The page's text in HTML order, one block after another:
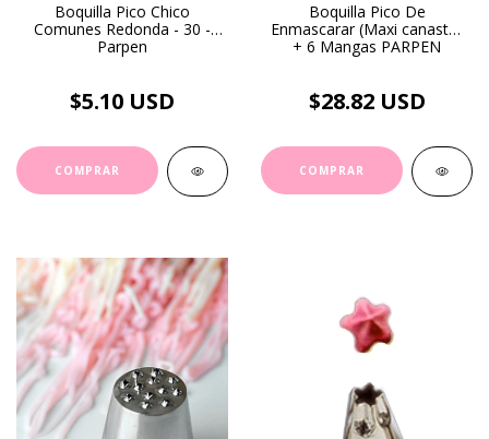
Boquilla Pico Chico
Comunes Redonda - 30 -
Parpen
$5.10 USD
Boquilla Pico De
Enmascarar (Maxi canasta)
+ 6 Mangas PARPEN
$28.82 USD